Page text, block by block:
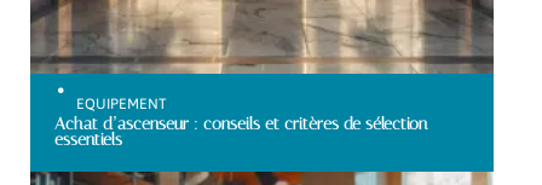
EQUIPEMENT
Achat d’ascenseur : conseils et critères de sélection
essentiels